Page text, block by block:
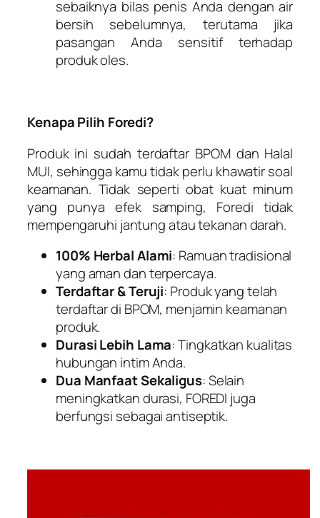
sebaiknya bilas penis Anda dengan air
bersih sebelumnya, terutama jika
pasangan Anda sensitif terhadap
produk oles.
Kenapa Pilih Foredi?
Produk ini sudah terdaftar BPOM dan Halal
MUI, sehingga kamu tidak perlu khawatir soal
keamanan. Tidak seperti obat kuat minum
yang punya efek samping, Foredi tidak
mempengaruhi jantung atau tekanan darah.
100% Herbal Alami: Ramuan tradisional
yang aman dan terpercaya.
Terdaftar & Teruji: Produk yang telah
terdaftar di BPOM, menjamin keamanan
produk.
Durasi Lebih Lama: Tingkatkan kualitas
hubungan intim Anda.
Dua Manfaat Sekaligus: Selain
meningkatkan durasi, FOREDI juga
berfungsi sebagai antiseptik.